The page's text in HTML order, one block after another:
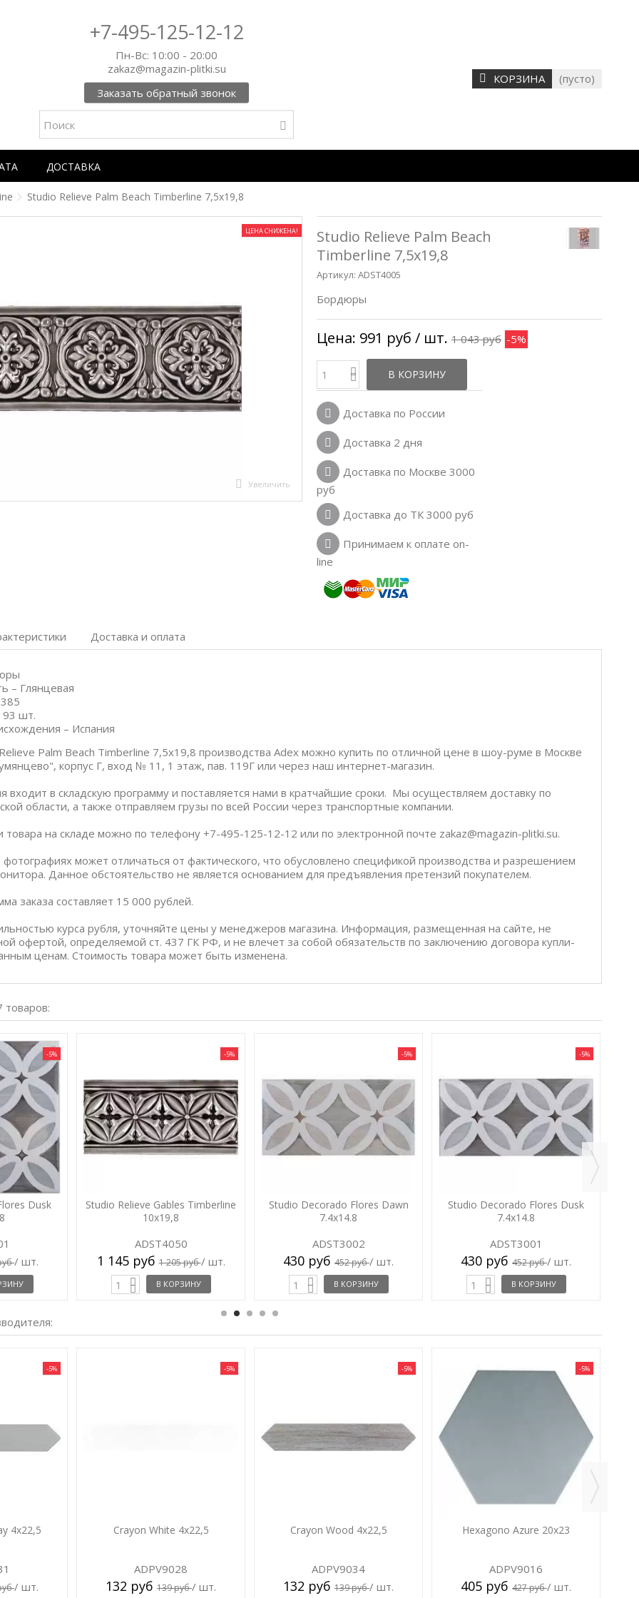
+7-495-125-12-12
Пн-Вс: 10:00 - 20:00
zakaz@magazin-plitki.su
Заказать обратный звонок
КОРЗИНА (пусто)
ДОСТАВКА
Studio Relieve Palm Beach Timberline 7,5x19,8
ЦЕНА СНИЖЕНА!
Увеличить
Studio Relieve Palm Beach
Timberline 7,5x19,8
Артикул: ADST4005
Бордюры
Цена: 991 руб / шт. 1 043 руб -5%
В КОРЗИНУ
Доставка по России
Доставка 2 дня
Доставка по Москве 3000
руб
Доставка до ТК 3000 руб
Принимаем к оплате on-
line
Доставка и оплата
– Глянцевая
93 шт.
– Испания
Palm Beach Timberline 7,5x19,8 производства Adex можно купить по отличной цене в шоу-руме в Москве
корпус Г, вход № 11, 1 этаж, пав. 119Г или через наш интернет-магазин.
входит в складскую программу и поставляется нами в кратчайшие сроки. Мы осуществляем доставку по
области, а также отправляем грузы по всей России через транспортные компании.
товара на складе можно по телефону +7-495-125-12-12 или по электронной почте zakaz@magazin-plitki.su.
может отличаться от фактического, что обусловлено спецификой производства и разрешением
Данное обстоятельство не является основанием для предъявления претензий покупателем.
заказа составляет 15 000 рублей.
курса рубля, уточняйте цены у менеджеров магазина. Информация, размещенная на сайте, не
офертой, определяемой ст. 437 ГК РФ, и не влечет за собой обязательств по заключению договора купли-
ценам. Стоимость товара может быть изменена.
товаров:
-5%
Dusk
/ шт.
-5%
Studio Relieve Gables Timberline
10x19,8
ADST4050
1 145 руб1 205 руб/ шт.
В КОРЗИНУ
-5%
Studio Decorado Flores Dawn
7.4x14.8
ADST3002
430 руб 452 руб/ шт.
В КОРЗИНУ
-5%
Studio Decorado Flores Dusk
7.4x14.8
ADST3001
430 руб 452 руб/ шт.
В КОРЗИНУ
-5%
4x22,5
/ шт.
-5%
Crayon White 4x22,5
ADPV9028
132 руб 139 руб/ шт.
-5%
Crayon Wood 4x22,5
ADPV9034
132 руб 139 руб/ шт.
-5%
Hexagono Azure 20x23
ADPV9016
405 руб 427 руб/ шт.